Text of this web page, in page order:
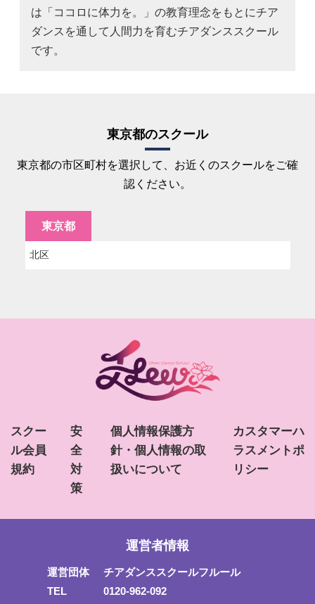
は「ココロに体力を。」の教育理念をもとにチア
ダンスを通して人間力を育むチアダンススクール
です。
東京都のスクール
東京都の市区町村を選択して、お近くのスクールをご確
認ください。
東京都
北区
スクー
ル会員
規約
安
全
対
策
個人情報保護方
針・個人情報の取
扱いについて
カスタマーハ
ラスメントポ
リシー
運営者情報
運営団体
チアダンススクールフルール
TEL
0120-962-092